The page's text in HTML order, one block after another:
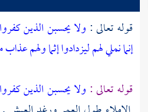
قوله تعالى : ولا يحسبن الذين
إنما نملي لهم ليزدادوا إثما ولهم
قوله تعالى : ولا يحسبن الذين